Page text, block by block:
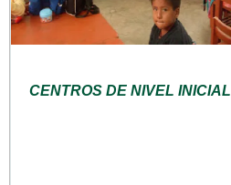
CENTROS DE NIVEL INICIAL